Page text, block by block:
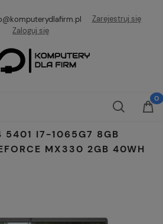
Zarejestruj się
Zaloguj się
5401 I7-1065G7 8GB
MX330 2GB 40WH